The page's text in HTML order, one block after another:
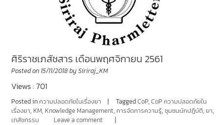
ศิริราชเภสัชสาร เดือนพฤศจิกายน 2561
Posted on 15/11/2018by Siriraj_KM
Views : 701
Posted in ความปลอดภัยในเรื่องยา TaggedCoP, CoP ความปลอดภัยใน
เรื่องยา, KM, Knowledge Management, การจัดการความรู้, ชุมชนนักปฏิบัติ, ยา,
เภสัชกรรม
Leave a comment